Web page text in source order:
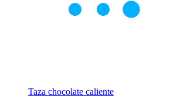
Taza chocolate caliente